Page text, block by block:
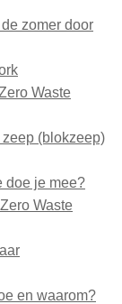
zomer door
Waste
(blokzeep)
doe je mee?
Waste
en waarom?